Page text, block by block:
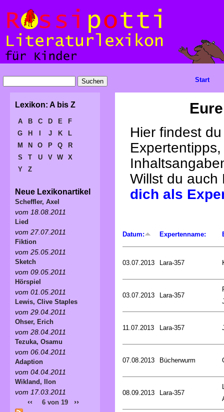
Hier findest
Willst du
dich als
Datum: Expertenname:
03.07.2013 Lara-357
03.07.2013 Lara-357
11.07.2013 Lara-357
07.08.2013 Bücherwurm
08.09.2013 Lara-357
Start
Lexikon: A bis Z
A B C D E
F
G
H J K
L
M
N O P Q
R
S
T U V W
X
Y
Z
Neue Lexikonartikel
Scheffler, Axel
vom 18.08.2011
Lied
vom 27.07.2011
Fiktion
vom 25.05.2011
Sketch
vom 09.05.2011
Hörspiel
vom 01.05.2011
Lewis, Clive Staples
vom 29.04.2011
Ohser, Erich
vom 28.04.2011
Tezuka, Osamu
vom 06.04.2011
Adaption
vom 04.04.2011
Wikland, Ilon
vom 17.03.2011
‹‹ 6 von 19 ››